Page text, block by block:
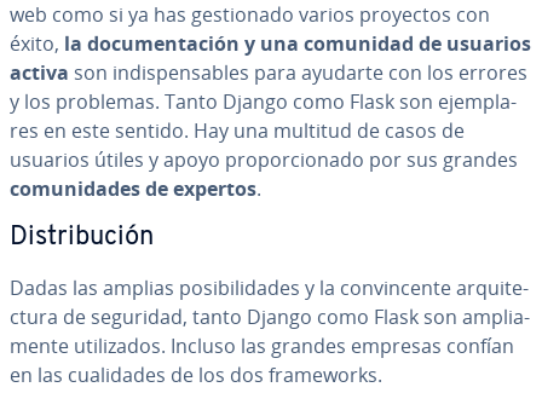
web como si ya has ge­s­tio­na­do varios proyectos con
éxito, la do­cu­me­n­ta­ción y una comunidad de usuarios
activa son in­di­s­pe­n­sa­bles para ayudarte con los errores
y los problemas. Tanto Django como Flask son eje­m­pla­
res en este sentido. Hay una multitud de casos de
usuarios útiles y apoyo pro­po­r­cio­na­do por sus grandes
co­mu­ni­da­des de expertos.
Di­s­tri­bu­ción
Dadas las amplias po­si­bi­li­da­des y la co­n­vi­n­ce­n­te ar­qui­te­
c­tu­ra de seguridad, tanto Django como Flask son am­plia­
me­n­te uti­li­za­dos. Incluso las grandes empresas confían
en las cua­li­da­des de los dos fra­me­wo­r­ks.